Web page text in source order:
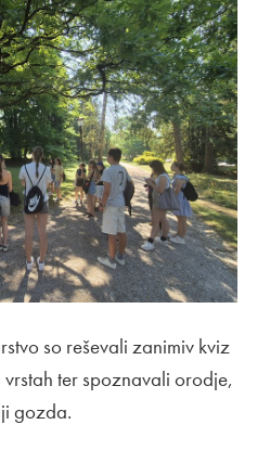
so reševali zanimiv kviz
ter spoznavali orodje,
gozda.